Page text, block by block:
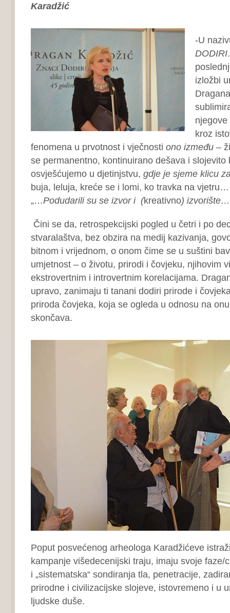
Karadžić
-U
izložbi
kroz
fenomena u prvotnost i vječnosti ono između–
se permanentno, kontinuirano dešava i slojevito
osvješćujemo u djetinjstvu, gdje je sjeme klicu
buja, leluja, kreće se i lomi, ko travka na
„…Podudarili su se izvor i (kreativno)
Čini se da, retrospekcijski pogled u četri i po
stvaralaštva, bez obzira na medij kazivanja,
bitnom i vrijednom, o onom čime se u suštini
umjetnost – o životu, prirodi i čovjeku, njihovim
ekstrovertnim i introvertnim korelacijama.
upravo, zanimaju ti tanani dodiri prirode i
priroda čovjeka, koja se ogleda u odnosu na
skončava.
Poput posvećenog arheologa Karadžićeve
kampanje višedecenijski traju, imaju svoje faze/
i „sistematska“ sondiranja tla, penetracije,
prirodne i civilizacijske slojeve, istovremeno i u
ljudske duše.